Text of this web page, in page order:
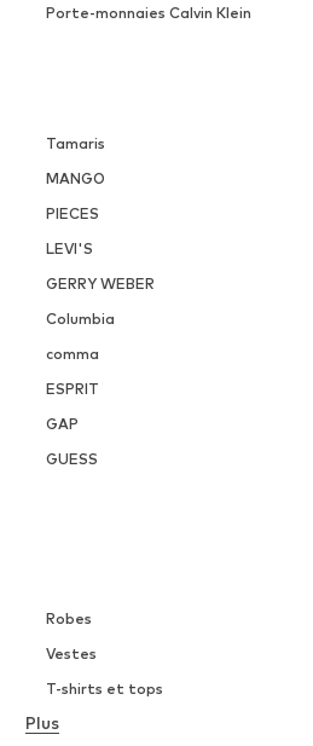
Porte-monnaies Calvin Klein
Tamaris
MANGO
PIECES
LEVI'S
GERRY WEBER
Columbia
comma
ESPRIT
GAP
GUESS
Robes
Vestes
T-shirts et tops
Lingerie
Plus